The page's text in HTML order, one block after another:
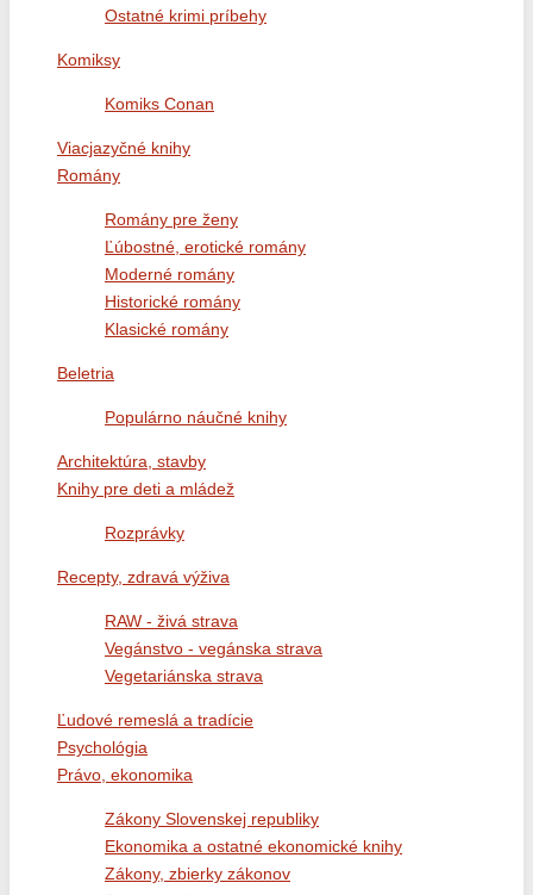
Ostatné krimi príbehy
Komiksy
Komiks Conan
Viacjazyčné knihy
Romány
Romány pre ženy
Ľúbostné, erotické romány
Moderné romány
Historické romány
Klasické romány
Beletria
Populárno náučné knihy
Architektúra, stavby
Knihy pre deti a mládež
Rozprávky
Recepty, zdravá výživa
RAW - živá strava
Vegánstvo - vegánska strava
Vegetariánska strava
Ľudové remeslá a tradície
Psychológia
Právo, ekonomika
Zákony Slovenskej republiky
Ekonomika a ostatné ekonomické knihy
Zákony, zbierky zákonov